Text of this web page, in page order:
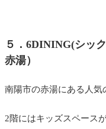
５．6DINING(シッ
赤湯）
南陽市の赤湯にある人気
2階にはキッズスペース